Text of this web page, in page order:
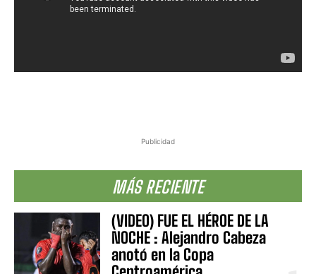
Publicidad
MÁS RECIENTE
(VIDEO) FUE EL HÉROE DE LA
NOCHE : Alejandro Cabeza
anotó en la Copa